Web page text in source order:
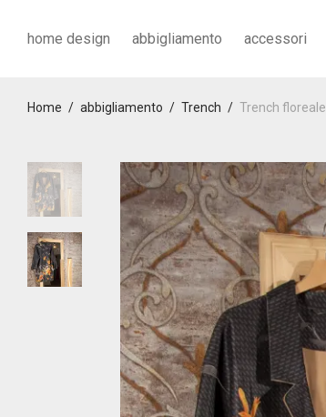
home design abbigliamento accessori
Home / abbigliamento / Trench / Trench floreale